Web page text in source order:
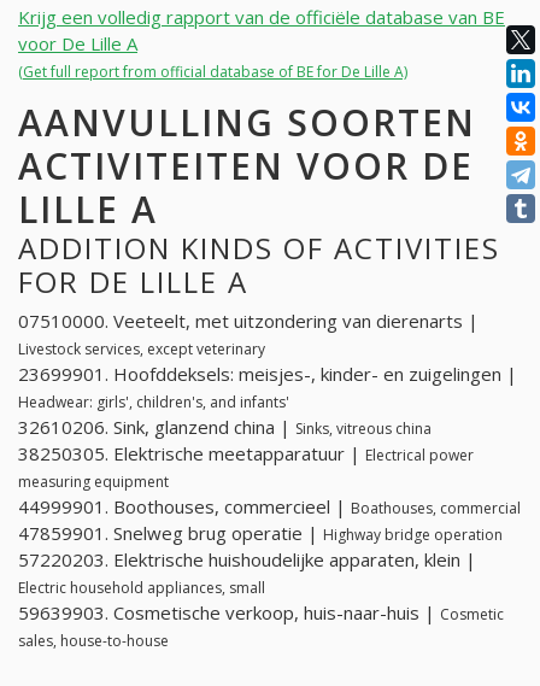
Krijg een volledig rapport van de officiële database van BE
voor De Lille A
(Get full report from official database of BE for De Lille A)
AANVULLING SOORTEN
ACTIVITEITEN VOOR DE
LILLE A
ADDITION KINDS OF ACTIVITIES
FOR DE LILLE A
07510000. Veeteelt, met uitzondering van dierenarts |
Livestock services, except veterinary
23699901. Hoofddeksels: meisjes-, kinder- en zuigelingen |
Headwear: girls', children's, and infants'
32610206. Sink, glanzend china | Sinks, vitreous china
38250305. Elektrische meetapparatuur | Electrical power
measuring equipment
44999901. Boothouses, commercieel | Boathouses, commercial
47859901. Snelweg brug operatie | Highway bridge operation
57220203. Elektrische huishoudelijke apparaten, klein |
Electric household appliances, small
59639903. Cosmetische verkoop, huis-naar-huis | Cosmetic
sales, house-to-house